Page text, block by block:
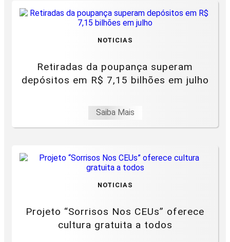
NOTICIAS
Retiradas da poupança superam
depósitos em R$ 7,15 bilhões em julho
Saiba Mais
NOTICIAS
Projeto “Sorrisos Nos CEUs” oferece
cultura gratuita a todos